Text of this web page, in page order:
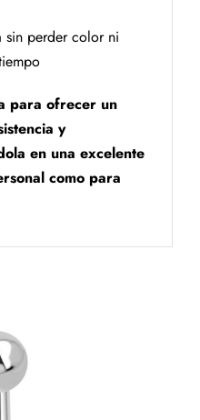
sin perder color ni
para ofrecer un
y
en una excelente
como para